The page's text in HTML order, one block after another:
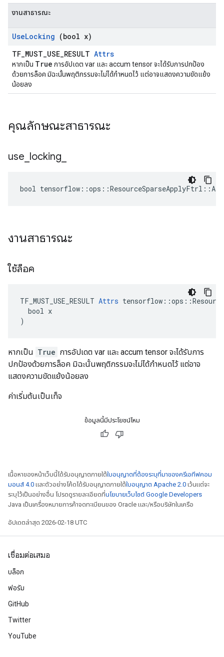
งานสาธารณะ
UseLocking (bool x)
TF_MUST_USE_RESULT Attrs
หากเป็น True การอัปเดต var และ accum tensor จะได้รับการปกป้อง
ด้วยการล็อค มิฉะนั้นพฤติกรรมจะไม่ได้กำหนดไว้ แต่อาจแสดงความขัดแย้ง
น้อยลง
คุณลักษณะสาธารณะ
use locking
bool
งานสาธารณะ
ใช้ล็อค
TF_MUST_USE_RESULT Attrs
  bool x
)
หากเป็น True การอัปเดต var และ accum tensor จะได้รับการ
ปกป้องด้วยการล็อค มิฉะนั้นพฤติกรรมจะไม่ได้กำหนดไว้ แต่อาจ
แสดงความขัดแย้งน้อยลง
ค่าเริ่มต้นเป็นเท็จ
ข้อมูลนี้มีประโยชน์ไหม
เนื้อหาของหน้าเว็บนี้ได้รับอนุญาตภายใต้ใบอนุญาตที่ต้องระบุที่มาของครีเอทีฟคอม
มอนส์ 4.0 และตัวอย่างโค้ดได้รับอนุญาตภายใต้ใบอนุญาต Apache 2.0 เว้นแต่จะ
ระบุไว้เป็นอย่างอื่น โปรดดูรายละเอียดที่นโยบายเว็บไซต์ Google Developers
Java เป็นเครื่องหมายการค้าจดทะเบียนของ Oracle และ/หรือบริษัทในเครือ
อัปเดตล่าสุด 2026-02-18 UTC
เชื่อมต่อเสมอ
บล็อก
ฟอรัม
GitHub
Twitter
YouTube